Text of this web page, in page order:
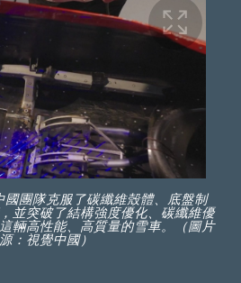
國團隊克服了碳纖維殼體、底盤制
並突破了結構強度優化、碳纖維優
輛高性能、高質量的雪車。（圖片
：視覺中國）